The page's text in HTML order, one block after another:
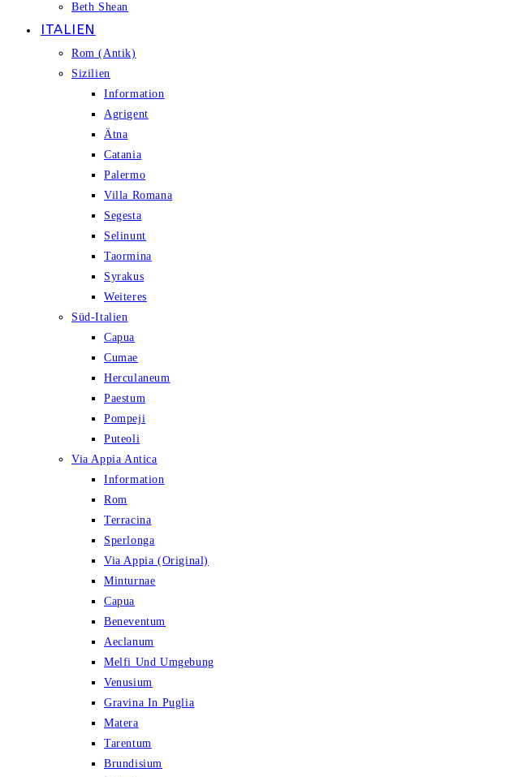
Beth Shean
ITALIEN
Rom (antik)
Sizilien
Information
Agrigent
Ätna
Catania
Palermo
Villa Romana
Segesta
Selinunt
Taormina
Syrakus
Weiteres
Süd-Italien
Capua
Cumae
Herculaneum
Paestum
Pompeji
Puteoli
Via Appia Antica
Information
Rom
Terracina
Sperlonga
Via Appia (Original)
Minturnae
Capua
Beneventum
Aeclanum
Melfi Und Umgebung
Venusium
Gravina In Puglia
Matera
Tarentum
Brundisium